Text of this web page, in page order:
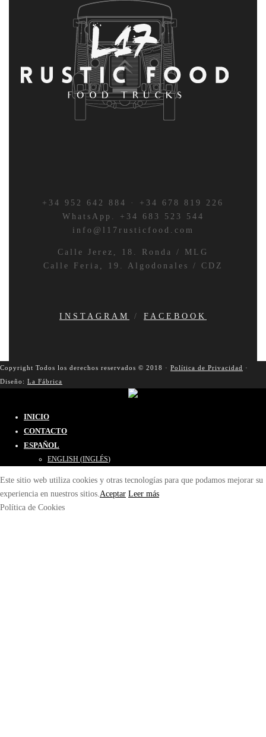
+34 952 642 884 · +34 678 819 226
WhatsApp. +34 683 523 544
info@l17rusticfood.com
Calle Jerez, 18. Ronda / MLG
Calle Feria, 19. Algodonales / CDZ
INSTAGRAM / FACEBOOK
Copyright Todos los derechos reservados © 2018 · Política de Privacidad ·
Diseño: La Fábrica
INICIO
CONTACTO
ESPAÑOL
ENGLISH (INGLÉS)
Este sitio web utiliza cookies y otras tecnologías para que podamos mejorar su
experiencia en nuestros sitios.Aceptar Leer más
Política de Cookies